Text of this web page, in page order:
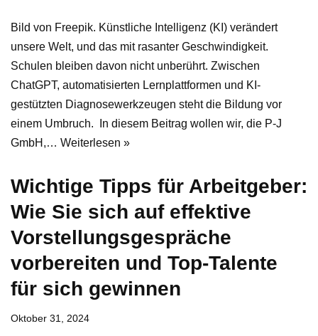
Bild von Freepik. Künstliche Intelligenz (KI) verändert
unsere Welt, und das mit rasanter Geschwindigkeit.
Schulen bleiben davon nicht unberührt. Zwischen
ChatGPT, automatisierten Lernplattformen und KI-
gestützten Diagnosewerkzeugen steht die Bildung vor
einem Umbruch. In diesem Beitrag wollen wir, die P-J
GmbH,… Weiterlesen »
Wichtige Tipps für Arbeitgeber:
Wie Sie sich auf effektive
Vorstellungsgespräche
vorbereiten und Top-Talente
für sich gewinnen
Oktober 31, 2024